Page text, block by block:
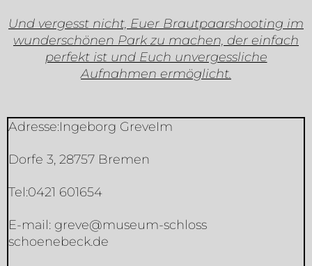
Und vergesst nicht, Euer Brautpaarshooting im
wunderschönen Park zu machen, der einfach
perfekt ist und Euch unvergessliche
Aufnahmen ermöglicht.
Adresse:Ingeborg GreveIm
Dorfe 3, 28757 Bremen
Tel:0421 601654
E-mail: greve@museum-schloss
schoenebeck.de